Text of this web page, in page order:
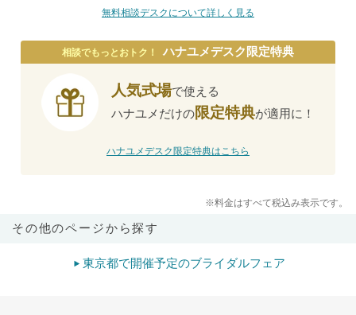
無料相談デスクについて詳しく見る
相談でもっとおトク！ ハナユメデスク限定特典
人気式場で使える
ハナユメだけの限定特典が適用に！
ハナユメデスク限定特典はこちら
※料金はすべて税込み表示です。
その他のページから探す
東京都で開催予定のブライダルフェア